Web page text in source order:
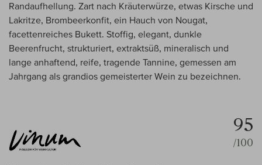
Randaufhellung. Zart nach Kräuterwürze, etwas Kirsche und
Lakritze, Brombeerkonfit, ein Hauch von Nougat,
facettenreiches Bukett. Stoffig, elegant, dunkle
Beerenfrucht, strukturiert, extraktsüß, mineralisch und
lange anhaftend, reife, tragende Tannine, gemessen am
Jahrgang als grandios gemeisterter Wein zu bezeichnen.
95
/100